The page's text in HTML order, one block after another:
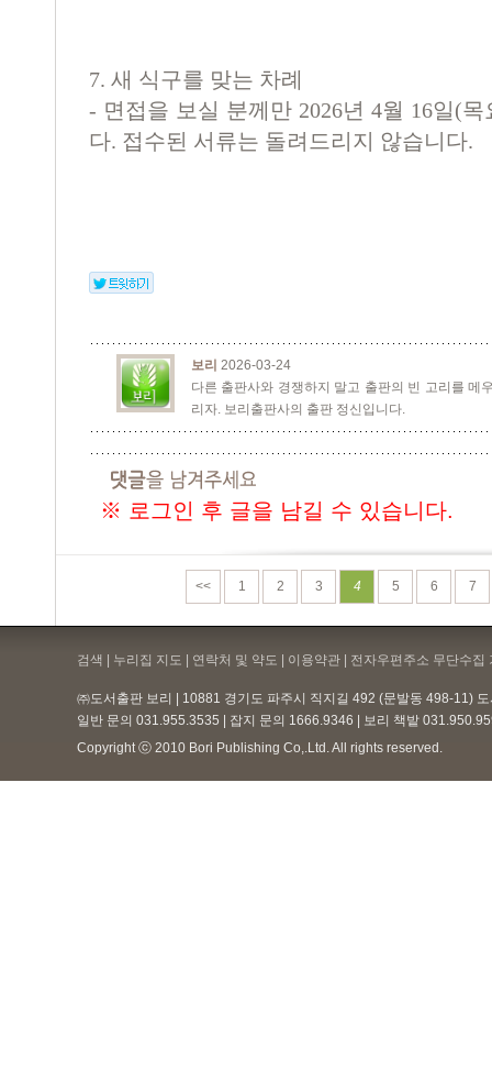
7. 새 식구를 맞는 차례
- 면접을 보실 분께만 2026년 4월 16일(
다. 접수된 서류는 돌려드리지 않습니다.
보리 2026-03-24
다른 출판사와 경쟁하지 말고 출판의 빈 고리를 메
리자. 보리출판사의 출판 정신입니다.
※ 로그인 후 글을 남길 수 있습니다.
<< 1 2 3 4 5 6 7
검색 | 누리집 지도 | 연락처 및 약도 | 이용약관 | 전자우편주소 무단수집
㈜도서출판 보리 | 10881 경기도 파주시 직지길 492 (문발동 498-11)
일반 문의 031.955.3535 | 잡지 문의 1666.9346 | 보리 책밭
Copyright ⓒ 2010 Bori Publishing Co,.Ltd. All rights reserved.